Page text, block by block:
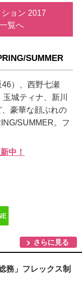
ョン 2017
覧へ
SUMMER
）、西野七瀬
城ティナ、新川
豪華な顔ぶれの
SUMMER。フ
中！
さらに見る
務」フレックス制